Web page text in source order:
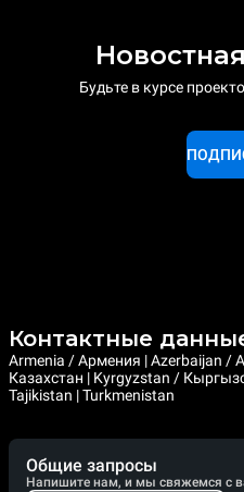
Будьте в курсе
Контактные
Armenia / Армения | Azerbaijan /
Казахстан | Kyrgyzstan /
Tajikistan | Turkmenistan
Общие запросы
Напишите нам, и мы свяжемся с